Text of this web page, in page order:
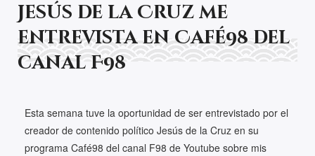
Jesús de la Cruz me
entrevista en Café98 del
canal F98
Esta semana tuve la oportunidad de ser entrevistado por el
creador de contenido político Jesús de la Cruz en su
programa Café98 del canal F98 de Youtube sobre mis